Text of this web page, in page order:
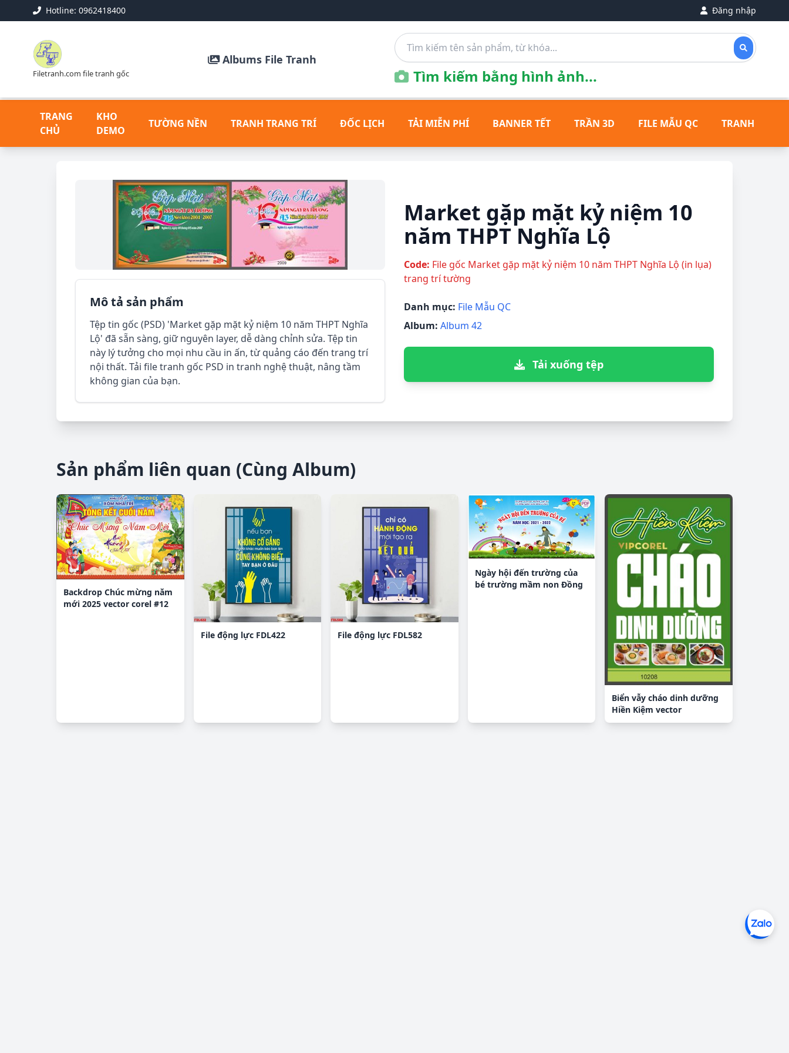
Hotline: 0962418400 Đăng nhập
Filetranh.com file tranh gốc
Albums File Tranh
Tìm kiếm bằng hình ảnh...
TRANG
CHỦ
KHO
DEMO
TƯỜNG NỀN TRANH TRANG TRÍ ĐỐC LỊCH TẢI MIỄN PHÍ BANNER TẾT TRẦN 3D FILE MẪU QC TRANH ĐỒNG
Mô tả sản phẩm
Tệp tin gốc (PSD) 'Market gặp mặt kỷ niệm 10 năm THPT Nghĩa
Lộ' đã sẵn sàng, giữ nguyên layer, dễ dàng chỉnh sửa. Tệp tin
này lý tưởng cho mọi nhu cầu in ấn, từ quảng cáo đến trang trí
nội thất. Tải file tranh gốc PSD in tranh nghệ thuật, nâng tầm
không gian của bạn.
Market gặp mặt kỷ niệm 10
năm THPT Nghĩa Lộ
Code: File gốc Market gặp mặt kỷ niệm 10 năm THPT Nghĩa Lộ (in lụa)
trang trí tường
Danh mục: File Mẫu QC
Album: Album 42
Tải xuống tệp
Sản phẩm liên quan (Cùng Album)
Backdrop Chúc mừng năm
mới 2025 vector corel #12
File động lực FDL422 File động lực FDL582
Ngày hội đến trường của
bé trường mầm non Đồng
Biển vẫy cháo dinh dưỡng
Hiền Kiệm vector